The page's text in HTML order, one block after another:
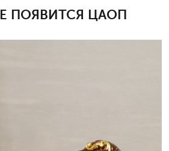
ПОЯВИТСЯ ЦАОП